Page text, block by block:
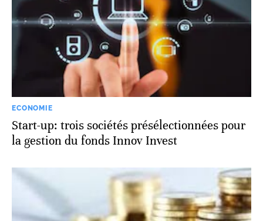
ECONOMIE
Start-up: trois sociétés présélectionnées pour
la gestion du fonds Innov Invest